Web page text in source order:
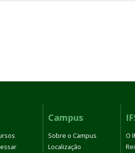
Campus
Sobre o Campus
Localização
O